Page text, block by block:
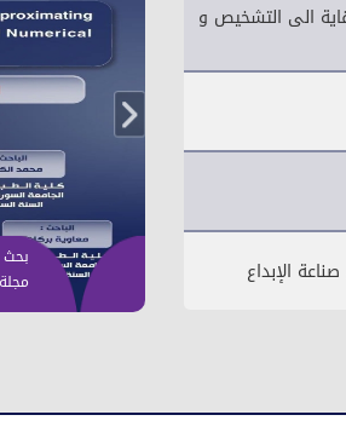
الى التشخيص و